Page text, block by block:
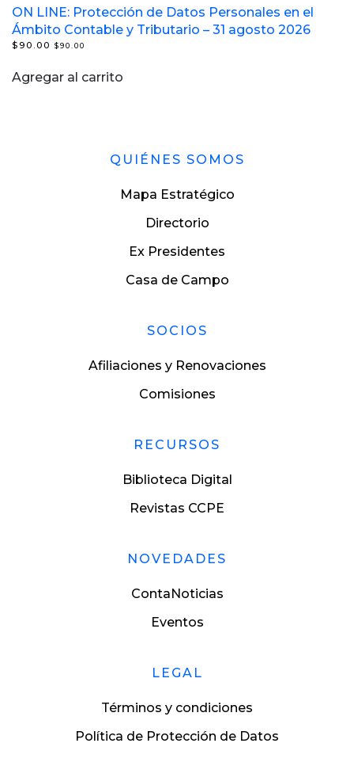
ON LINE: Protección de Datos Personales en el
Ámbito Contable y Tributario – 31 agosto 2026
$90.00 $90.00
Agregar al carrito
QUIÉNES SOMOS
Mapa Estratégico
Directorio
Ex Presidentes
Casa de Campo
SOCIOS
Afiliaciones y Renovaciones
Comisiones
RECURSOS
Biblioteca Digital
Revistas CCPE
NOVEDADES
ContaNoticias
Eventos
LEGAL
Términos y condiciones
Política de Protección de Datos